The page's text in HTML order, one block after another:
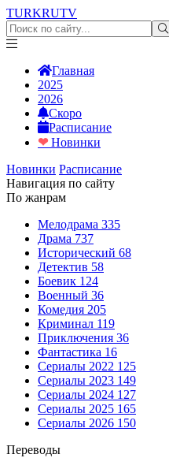
TURKRUTV
Главная
2025
2026
Скоро
Расписание
❤Новинки
Новинки Расписание
Навигация по сайту
По жанрам
Мелодрама 335
Драма 737
Исторический 68
Детектив 58
Боевик 124
Военный 36
Комедия 205
Криминал 119
Приключения 36
Фантастика 16
Сериалы 2022 125
Сериалы 2023 149
Сериалы 2024 127
Сериалы 2025 165
Сериалы 2026 150
Переводы